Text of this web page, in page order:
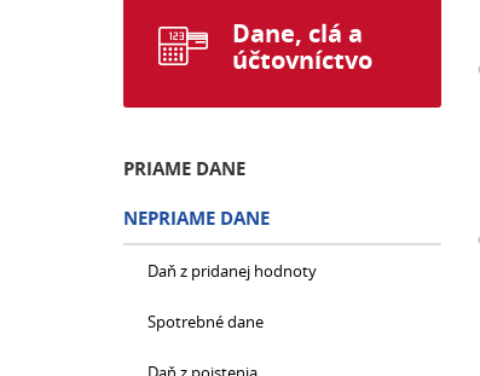
Dane, clá a
účtovníctvo
PRIAME DANE
NEPRIAME DANE
Daň z pridanej hodnoty
Spotrebné dane